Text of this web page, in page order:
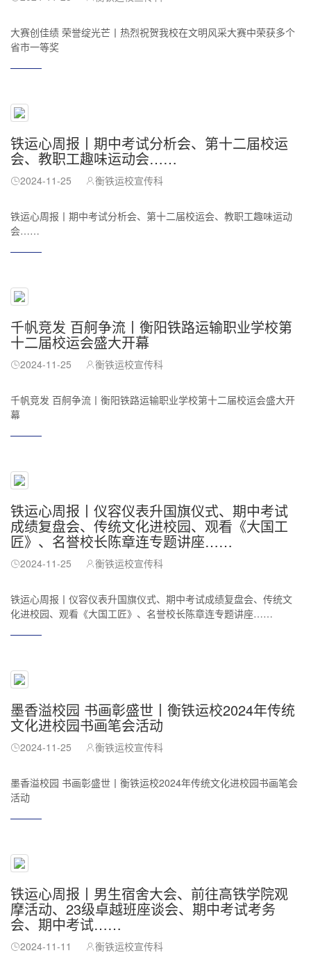
大赛创佳绩 荣誉绽光芒丨热烈祝贺我校在文明风采大赛中荣获多个
省市一等奖
铁运心周报丨期中考试分析会、第十二届校运
会、教职工趣味运动会……
2024-11-25 衡铁运校宣传科
铁运心周报丨期中考试分析会、第十二届校运会、教职工趣味运动
会……
千帆竞发 百舸争流丨衡阳铁路运输职业学校第
十二届校运会盛大开幕
2024-11-25 衡铁运校宣传科
千帆竞发 百舸争流丨衡阳铁路运输职业学校第十二届校运会盛大开
幕
铁运心周报丨仪容仪表升国旗仪式、期中考试
成绩复盘会、传统文化进校园、观看《大国工
匠》、名誉校长陈章连专题讲座……
2024-11-25 衡铁运校宣传科
铁运心周报丨仪容仪表升国旗仪式、期中考试成绩复盘会、传统文
化进校园、观看《大国工匠》、名誉校长陈章连专题讲座……
墨香溢校园 书画彰盛世丨衡铁运校2024年传统
文化进校园书画笔会活动
2024-11-25 衡铁运校宣传科
墨香溢校园 书画彰盛世丨衡铁运校2024年传统文化进校园书画笔会
活动
铁运心周报丨男生宿舍大会、前往高铁学院观
摩活动、23级卓越班座谈会、期中考试考务
会、期中考试……
2024-11-11 衡铁运校宣传科